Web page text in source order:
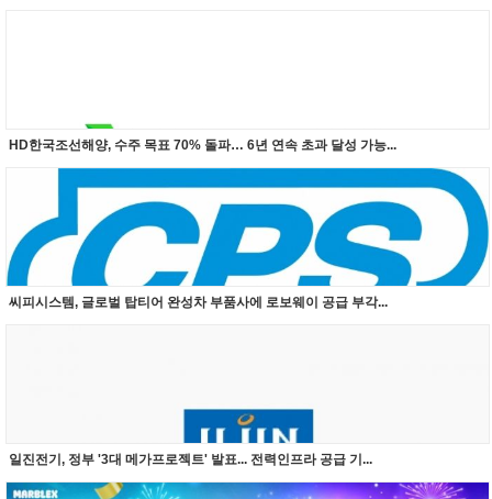
HD한국조선해양, 수주 목표 70% 돌파… 6년 연속 초과 달성 가능...
씨피시스템, 글로벌 탑티어 완성차 부품사에 로보웨이 공급 부각...
일진전기, 정부 '3대 메가프로젝트' 발표... 전력인프라 공급 기...